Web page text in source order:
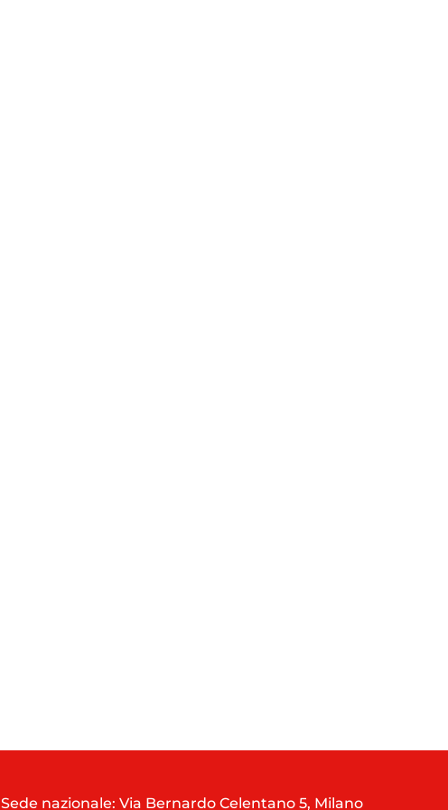
Sede nazionale: Via Bernardo Celentano 5, Milano